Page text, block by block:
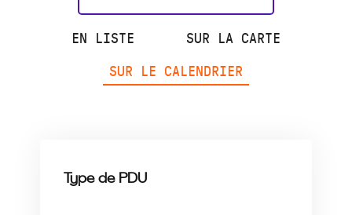
EN LISTE
SUR LA CARTE
SUR LE CALENDRIER
Type de PDU